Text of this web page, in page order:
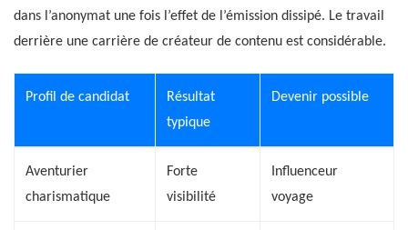
dans l’anonymat une fois l’effet de l’émission dissipé. Le travail
derrière une carrière de créateur de contenu est considérable.
Profil de candidat
Résultat
typique
Devenir possible
Aventurier
charismatique
Forte
visibilité
Influenceur
voyage